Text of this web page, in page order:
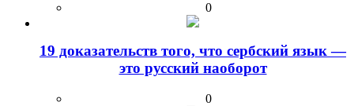
0
19 доказательств того, что сербский язык —
это русский наоборот
0